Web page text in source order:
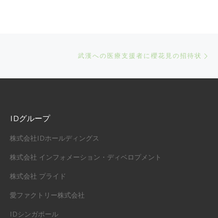
武漢への医療支援者に櫻花見の招待状
IDグループ
株式会社IDホールディングス
株式会社 インフォメーション・ディベロプメント
株式会社 プライド
愛ファクトリー株式会社
IDシンガポール